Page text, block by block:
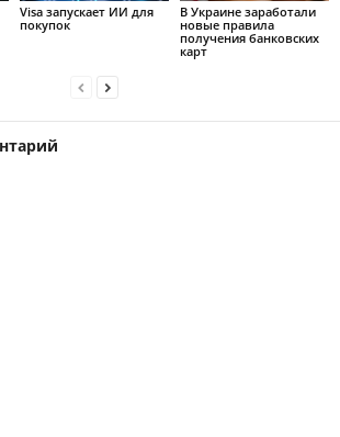
Visa запускает ИИ для
покупок
В Украине заработали
новые правила
получения банковских
карт